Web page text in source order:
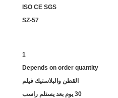
ISO CE SGS
SZ-57
1
Depends on order quantity
القطن والبلاستيك فيلم
30 يوم بعد يستلم راسب